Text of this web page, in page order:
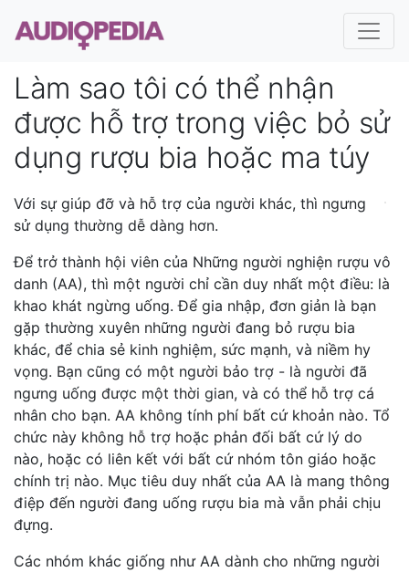
Làm sao tôi có thể nhận
được hỗ trợ trong việc bỏ sử
dụng rượu bia hoặc ma túy
Với sự giúp đỡ và hỗ trợ của người khác, thì ngưng
sử dụng thường dễ dàng hơn.
Để trở thành hội viên của Những người nghiện rượu vô
danh (AA), thì một người chỉ cần duy nhất một điều: là
khao khát ngừng uống. Để gia nhập, đơn giản là bạn
gặp thường xuyên những người đang bỏ rượu bia
khác, để chia sẻ kinh nghiệm, sức mạnh, và niềm hy
vọng. Bạn cũng có một người bảo trợ - là người đã
ngưng uống được một thời gian, và có thể hỗ trợ cá
nhân cho bạn. AA không tính phí bất cứ khoản nào. Tổ
chức này không hỗ trợ hoặc phản đối bất cứ lý do
nào, hoặc có liên kết với bất cứ nhóm tôn giáo hoặc
chính trị nào. Mục tiêu duy nhất của AA là mang thông
điệp đến người đang uống rượu bia mà vẫn phải chịu
đựng.
Các nhóm khác giống như AA dành cho những người